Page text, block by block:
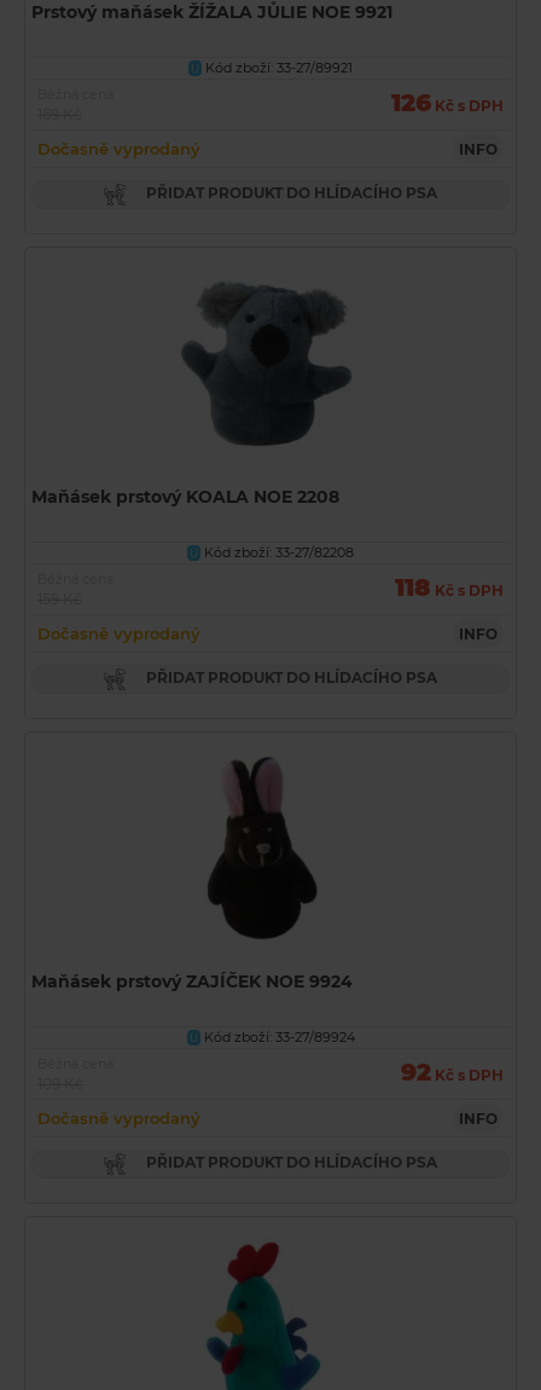
Prstový maňásek ŽÍŽALA JŮLIE NOE 9921
U
Kód zboží: 33-27/89921
126 Kč s DPH
Dočasně vyprodaný INFO
PŘIDAT PRODUKT DO HLÍDACÍHO PSA
Maňásek prstový KOALA NOE 2208
U
Kód zboží: 33-27/82208
118 Kč s DPH
Dočasně vyprodaný INFO
PŘIDAT PRODUKT DO HLÍDACÍHO PSA
Maňásek prstový ZAJÍČEK NOE 9924
U Kód zboží: 33-27/89924
92 Kč s DPH
Dočasně vyprodaný INFO
PŘIDAT PRODUKT DO HLÍDACÍHO PSA